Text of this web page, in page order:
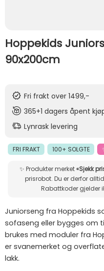
Hoppekids
90x200cm
Fri frakt over 1499,-
365+1 dagers åpent
Lynrask levering
FRI FRAKT 100+ SOLGTE
✨ Produkter merket«Sjekk
prisrobot. Du er derfor alltid sikret markedets beste pris.
Rabattkoder gjelder
Juniorseng fra Hoppekids
sofaseng eller bygges om
brukes med moduler fra
er svanemerket og
lakk.